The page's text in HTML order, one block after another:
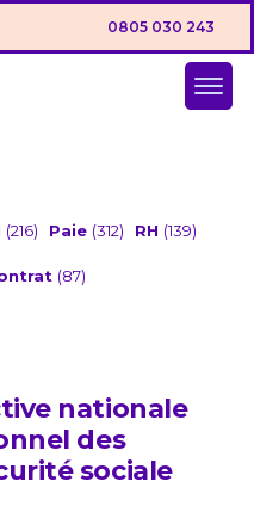
0805 030 243
(216) Paie (312) RH (139)
(87)
nationale
des
sociale